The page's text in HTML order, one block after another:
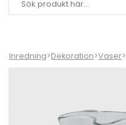
Inredning>Dekoration>Vaser>